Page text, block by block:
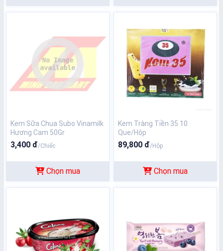
Kem Sữa Chua Subo Vinamilk
Hương Cam 50Gr
3,400 đ/Chiếc
Chọn mua
Kem Tràng Tiền 35 10
Que/Hộp
89,800 đ/Hộp
Chọn mua